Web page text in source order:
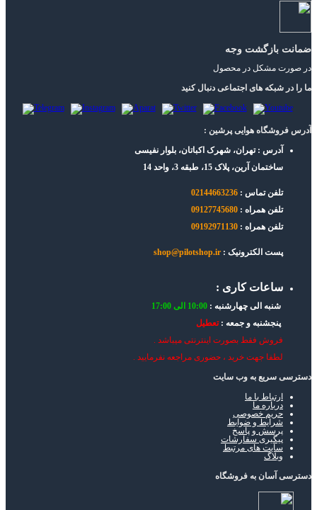
ضمانت بازگشت وجه
در صورت مشکل در محصول
ما را در شبکه های اجتماعی دنبال کنید
آدرس فروشگاه هوایی پرشین :
آدرس : تهران، شهرک اکباتان، بلوار نفیسی
ساختمان آرین، پلاک 15، طبقه 3، واحد 14
تلفن تماس : 02144663236
تلفن همراه : 09127745680
تلفن همراه : 09192971130
پست الکترونیک : shop@pilotshop.ir
ساعات کاری :
شنبه الی چهارشنبه : 10:00 الی 17:00
پنجشنبه و جمعه :تعطیل
فروش فقط بصورت اینترنتی میباشد .
لطفا جهت خرید ، حضوری مراجعه نفرمایید .
دسترسی سریع به وب سایت
ارتباط با ما
درباره ما
حریم خصوصی
شرایط و ضوابط
پرسش و پاسخ
پیگیری سفارشات
سایت های مرتبط
وبلاگ
دسترسی آسان به فروشگاه